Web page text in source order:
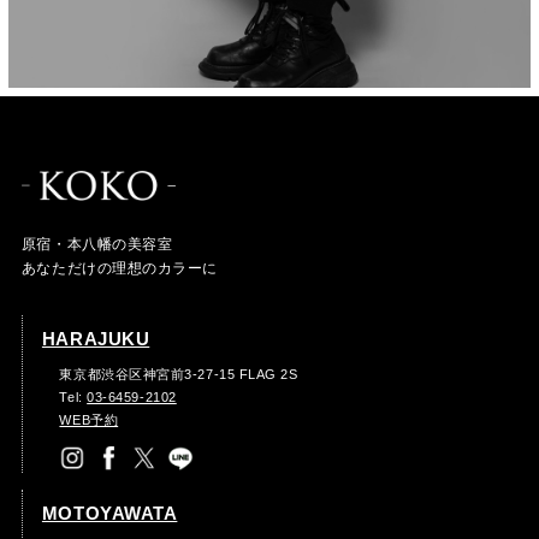
原宿・本八幡の美容室
あなただけの理想のカラーに
HARAJUKU
東京都渋谷区神宮前3-27-15 FLAG 2S
Tel:03-6459-2102
WEB予約
MOTOYAWATA